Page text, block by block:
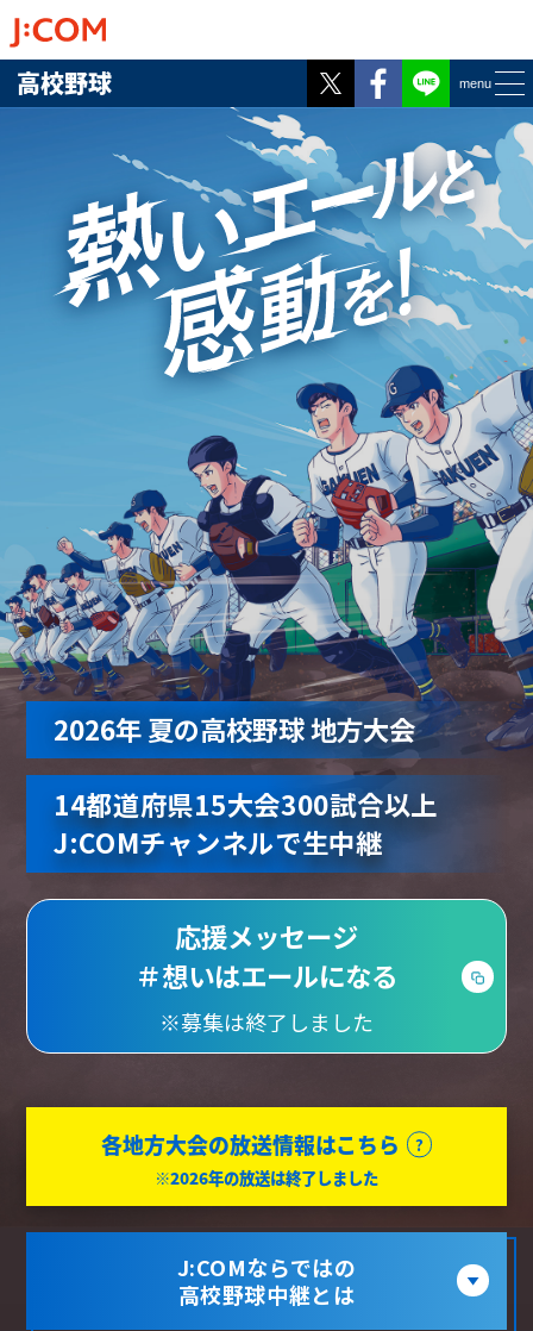
Twitter Facebook
menu
高校野球
2026年 夏の高校野球 地方大会
14都道府県15大会300試合以上
J:COMチャンネルで生中継
応援メッセージ
＃想いはエールになる
※募集は終了しました
各地方大会の放送情報はこちら
※2026年の放送は終了しました
J:COMならではの
高校野球中継とは